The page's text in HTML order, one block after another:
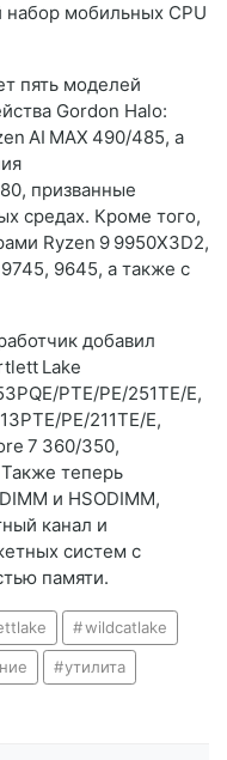
мобильных CPU
пять моделей
Gordon Halo:
AI MAX 490/485, а
призванные
средах. Кроме того,
Ryzen 9 9950X3D2,
9645, а также с
добавил
Lake
PTE/PE/251TE/E,
PE/211TE/E,
7 360/350,
теперь
и HSODIMM,
канал и
систем с
памяти.
wildcatlake
утилита